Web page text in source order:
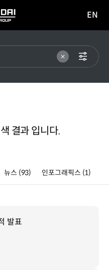
이동
EN
결과 입니다.
뉴스 (93) 인포그래픽스 (1)
발표